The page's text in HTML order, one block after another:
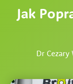
Jak
Dr Cezary